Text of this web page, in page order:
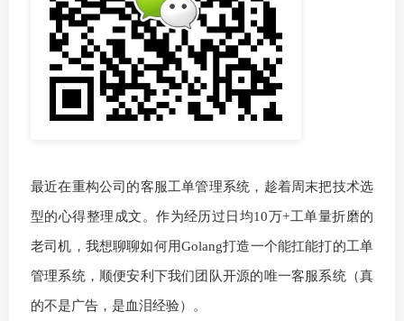
最近在重构公司的客服工单管理系统，趁着周末把技术选
型的心得整理成文。作为经历过日均10万+工单量折磨的
老司机，我想聊聊如何用Golang打造一个能扛能打的工单
管理系统，顺便安利下我们团队开源的唯一客服系统（真
的不是广告，是血泪经验）。